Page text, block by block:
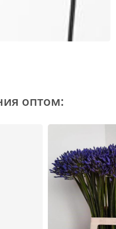
оптом: